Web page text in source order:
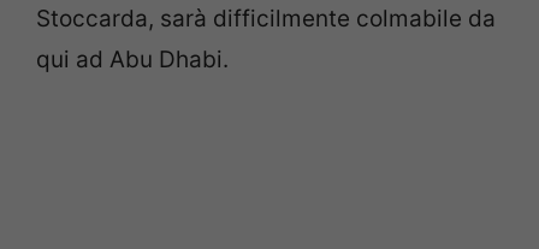
Stoccarda, sarà difficilmente colmabile da
qui ad Abu Dhabi.